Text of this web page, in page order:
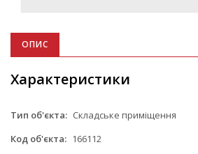
ОПИС
Характеристики
Тип об'єкта: Складське приміщення
Код об'єкта: 166112